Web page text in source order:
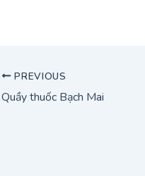
PREVIOUS
Quầy thuốc Bạch Mai